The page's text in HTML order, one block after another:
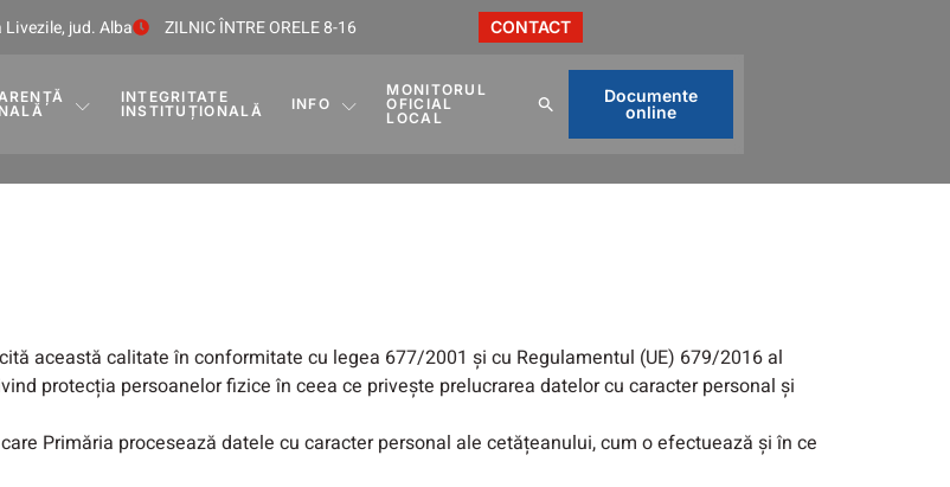
Livezile, jud. Alba ZILNIC ÎNTRE ORELE 8-16 CONTACT
INTEGRITATE
INSTITUȚIONALĂ
INFO
MONITORUL
OFICIAL
LOCAL
Documente
online
această calitate în conformitate cu legea 677/2001 și cu Regulamentul (UE) 679/2016 al
protecția persoanelor fizice în ceea ce privește prelucrarea datelor cu caracter personal și
Primăria procesează datele cu caracter personal ale cetățeanului, cum o efectuează și în ce